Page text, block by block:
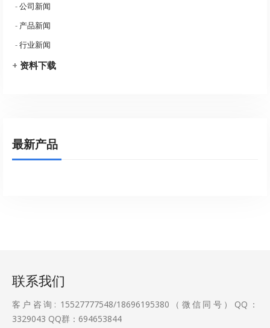
-公司新闻
- 产品新闻
-行业新闻
+ 资料下载
最新产品
联系我们
客户咨询: 15527777548/18696195380（微信同号）QQ：
3329043 QQ群：694653844